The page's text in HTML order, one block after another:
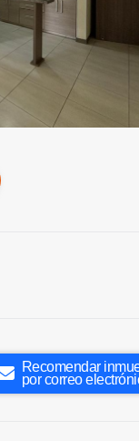
Recomendar
por correo